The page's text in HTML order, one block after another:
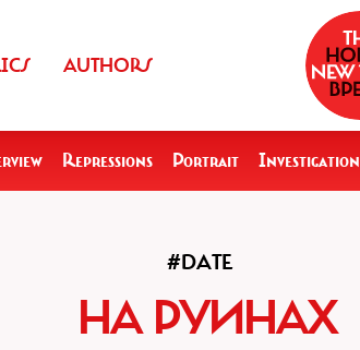
AUTHORS
Repressions Portrait Investigation
#DATE
НА РУИНАХ